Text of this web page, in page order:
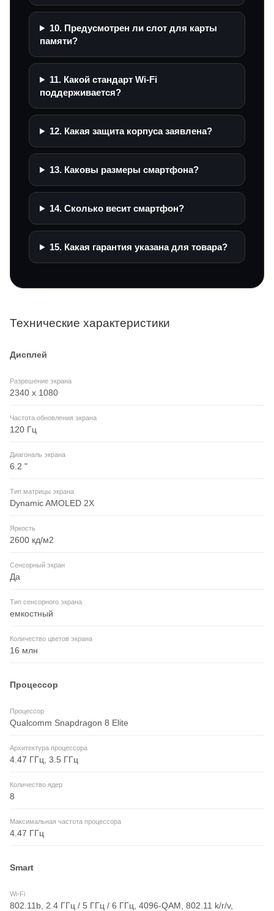
10. Предусмотрен ли слот для карты
памяти?
11. Какой стандарт Wi‑Fi
поддерживается?
12. Какая защита корпуса заявлена?
13. Каковы размеры смартфона?
14. Сколько весит смартфон?
15. Какая гарантия указана для товара?
Технические характеристики
Дисплей
Разрешение экрана
2340 x 1080
Частота обновления экрана
120 Гц
Диагональ экрана
6.2 "
Тип матрицы экрана
Dynamic AMOLED 2X
Яркость
2600 кд/м2
Сенсорный экран
Да
Тип сенсорного экрана
емкостный
Количество цветов экрана
16 млн
Процессор
Процессор
Qualcomm Snapdragon 8 Elite
Архитектура процессора
4.47 ГГц, 3.5 ГГц
Количество ядер
8
Максимальная частота процессора
4.47 ГГц
Smart
Wi-Fi
802.11b, 2.4 ГГц / 5 ГГц / 6 ГГц, 4096-QAM, 802.11 k/r/v,